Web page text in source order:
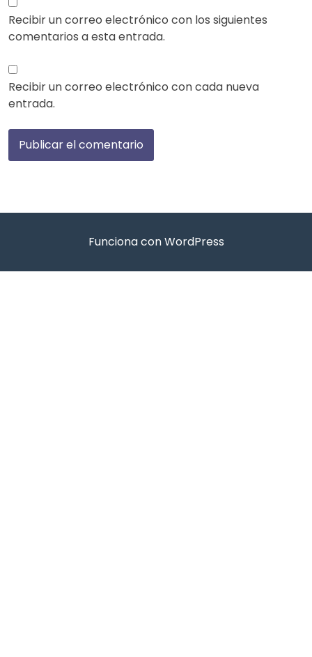
Recibir un correo electrónico con los siguientes
comentarios a esta entrada.
Recibir un correo electrónico con cada nueva
entrada.
Funciona con WordPress